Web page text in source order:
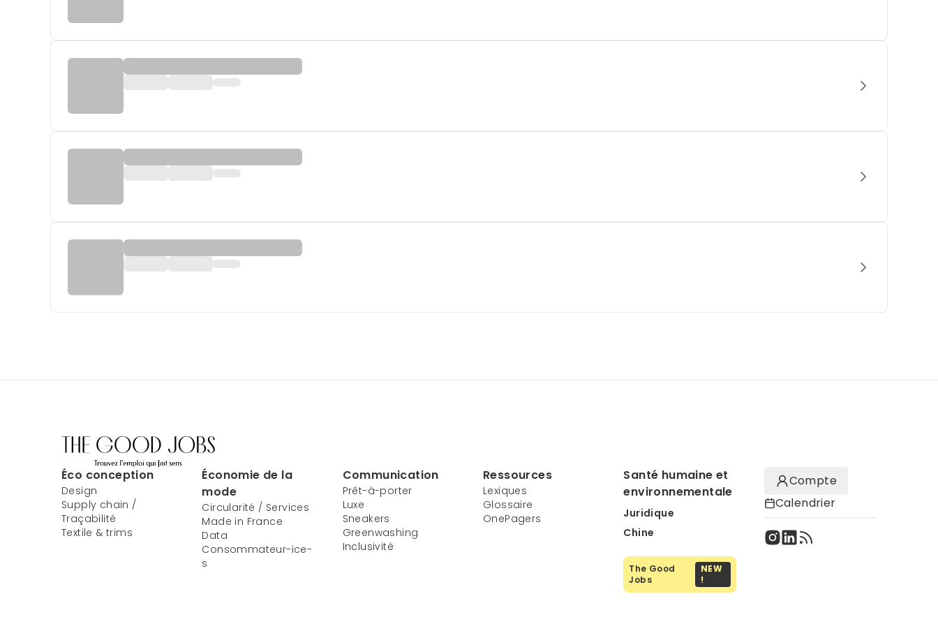
Éco conception
Design
Supply chain /
Traçabilité
Textile & trims
Économie de la
mode
Circularité / Services
Made in France
Data
Consommateur-ice-
s
Communication
Prêt-à-porter
Luxe
Sneakers
Greenwashing
Inclusivité
Ressources
Lexiques
Glossaire
OnePagers
Santé humaine et
environnementale
Juridique
Chine
The Good
Jobs
NEW
!
Compte
Calendrier